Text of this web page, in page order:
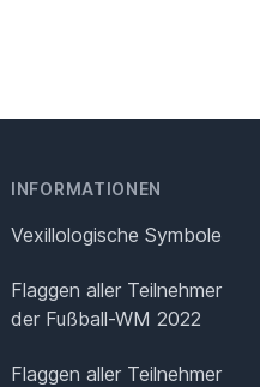
INFORMATIONEN
Vexillologische Symbole
Flaggen aller Teilnehmer
der Fußball-WM 2022
Flaggen aller Teilnehmer